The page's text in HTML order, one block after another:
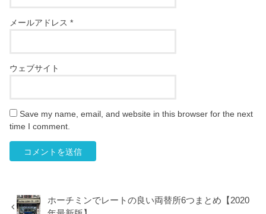
メールアドレス*
ウェブサイト
Save my name, email, and website in this browser for the next
time I comment.
ホーチミンでレートの良い両替所6つまとめ【2020